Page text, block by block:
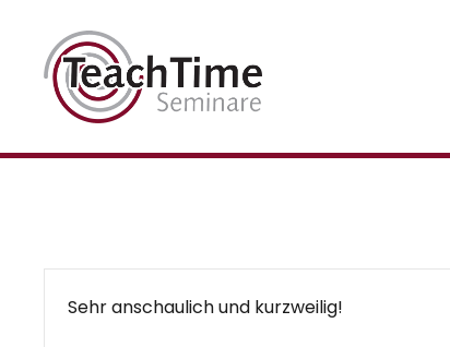
Sehr anschaulich und kurzweilig!